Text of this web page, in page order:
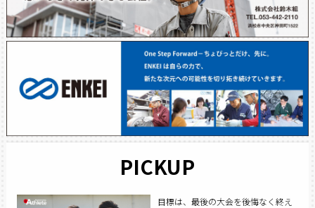
PICKUP
目標は、最後の大会を後悔なく終え